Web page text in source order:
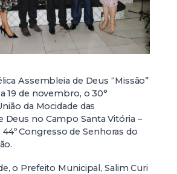
Assembleia de Deus “Missão”
19 de novembro, o 30°
da Mocidade das
Deus no Campo Santa Vitória –
44º Congresso de Senhoras do
o Prefeito Municipal, Salim Curi